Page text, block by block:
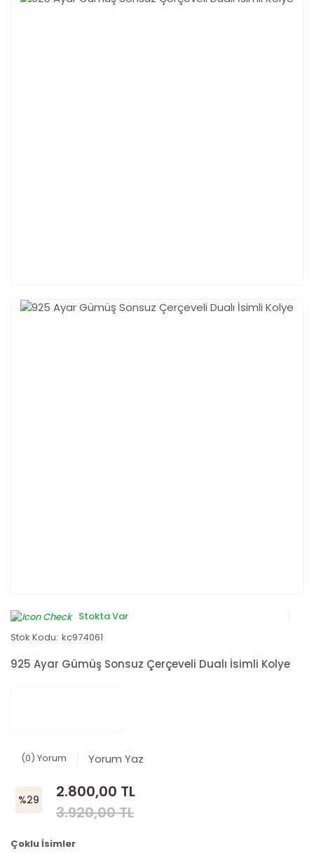
Stokta Var
Stok Kodu: kc974061
925 Ayar Gümüş Sonsuz Çerçeveli Dualı İsimli Kolye
(0) Yorum Yorum Yaz
%29
2.800,00 TL
3.920,00 TL
Çoklu İsimler